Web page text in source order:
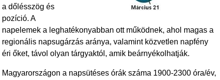
a dőlésszög és
pozíció. A
napelemek a leghatékonyabban ott működnek, ahol magas a
regionális napsugárzás aránya, valamint közvetlen napfény
éri őket, távol olyan tárgyaktól, amik beárnyékolhatják.
Magyarországon a napsütéses órák száma 1900-2300 óra/év,